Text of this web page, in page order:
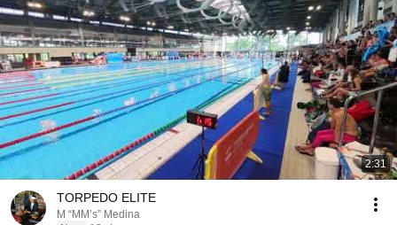
2:31
TORPEDO ELITE
M “MM’s” Medina